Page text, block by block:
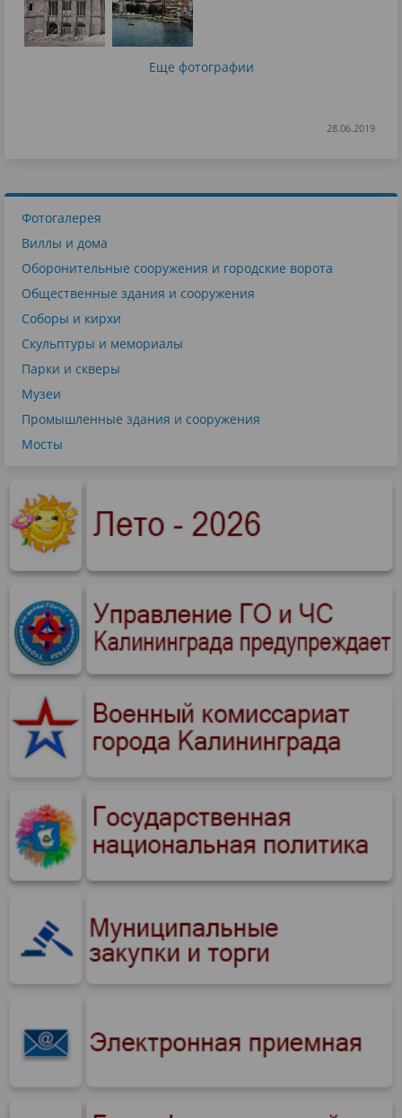
Еще фотографии
28.06.2019
Фотогалерея
Виллы и дома
Оборонительные сооружения и городские ворота
Общественные здания и сооружения
Соборы и кирхи
Скульптуры и мемориалы
Парки и скверы
Музеи
Промышленные здания и сооружения
Мосты